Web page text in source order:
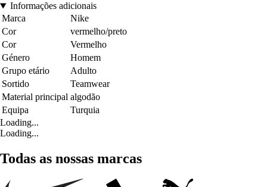
Informações adicionais
Marca
Nike
Cor
vermelho/preto
Cor
Vermelho
Género
Homem
Grupo etário
Adulto
Sortido
Teamwear
Material principal algodão
Equipa
Turquia
Loading...
Loading...
Todas as nossas marcas